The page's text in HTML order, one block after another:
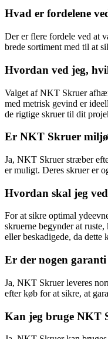
Hvad er fordelene
Der er flere fordele ved at
brede sortiment med til at
Hvordan ved jeg,
Valget af NKT Skruer
med metrisk gevind er
de rigtige skruer til dit
Er NKT Skruer
Ja, NKT Skruer stræber
er muligt. Deres skruer er
Hvordan skal jeg
For at sikre optimal
skruerne begynder at
eller beskadigede, da dette
Er der nogen
Ja, NKT Skruer leveres
efter køb for at sikre, at
Kan jeg bruge NKT